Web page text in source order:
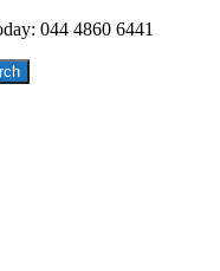
044 4860 6441